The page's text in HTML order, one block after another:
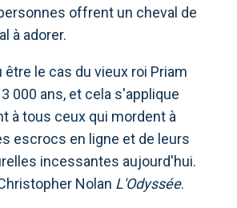
offrent un cheval de
à adorer.
être le cas du vieux roi Priam
000 ans, et cela s'applique
à tous ceux qui mordent à
escrocs en ligne et de leurs
incessantes aujourd'hui.
Nolan L'Odyssée.